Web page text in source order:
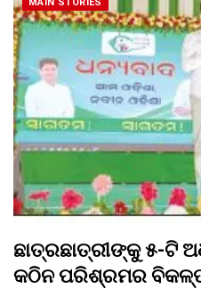
MAIN STORIES
ଛାତ୍ରଛାତ୍ରୀଙ୍କୁ ୫-ଟି
କଠିନ ପରିଶ୍ରମର ବିକଳ୍ପ